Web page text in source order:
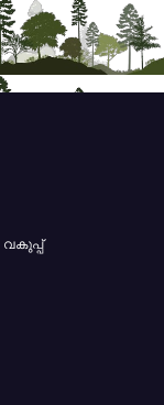
വകുപ്പ്